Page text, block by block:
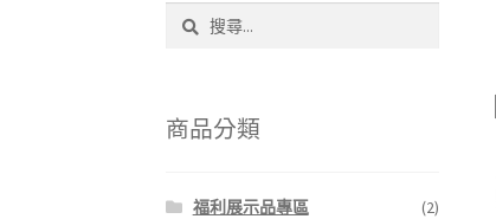
字:
商品分類
福利展示品專區
(2)